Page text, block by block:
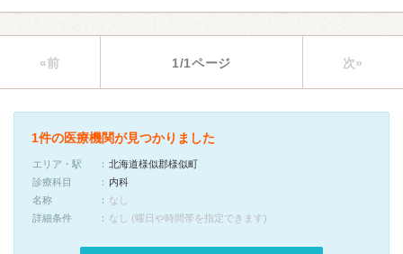
«前 1/1ページ 次»
1件の医療機関が見つかりました
エリア・駅
北海道様似郡様似町
診療科目
内科
名称
なし
詳細条件
なし (曜日や時間帯を指定できます)